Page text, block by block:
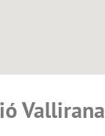
Vallirana